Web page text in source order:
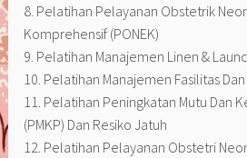
8. Pelatihan Pelayanan Obstetrik
Komprehensif (PONEK)
9. Pelatihan Manajemen Linen &
10. Pelatihan Manajemen Fasilitas
11. Pelatihan Peningkatan Mutu Dan
(PMKP) Dan Resiko Jatuh
12. Pelatihan Pelayanan Obstetri